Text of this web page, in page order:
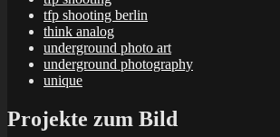
tfp shooting berlin
think analog
underground photo art
underground photography
unique
Projekte zum Bild